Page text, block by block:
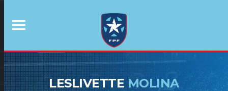
LESLIVETTEMOLINA